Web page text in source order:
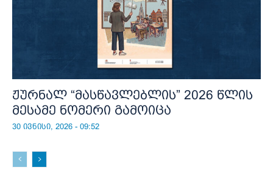
ჟურნალ “მასწავლებლის” 2026 წლის
მესამე ნომერი გამოიცა
30 ივნისი, 2026 - 09:52